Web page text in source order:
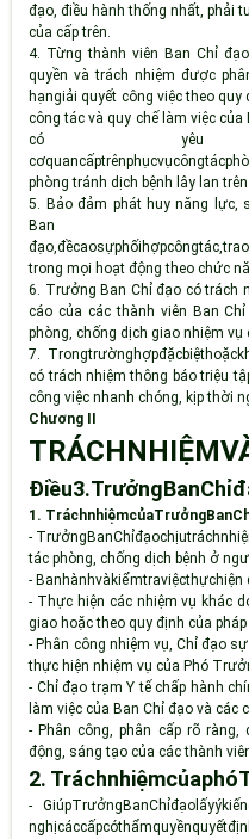
đạo, điều hành thống nhất, phải
của cấp trên.
4. Từng thành viên Ban Chỉ
quyền và trách nhiệm được
hạngiải quyết công việc theo
công tác và quy chế làm việc
có
phòng tránh dịch bệnh lây lan
5. Bảo đảm phát huy năng lực,
trong mọi hoạt động theo chức
6. Trưởng Ban Chỉ đạo có trách
cáo của các thành viên Ban
phòng, chống dịch giao nhiệm vụ
7.
có trách nhiệm thông báo triệu
công việc nhanh chóng, kịp thời
Chương
1.
-
tác phòng, chống dịch bệnh ở
- Banhànhvàkiểmtraviệcthựchiện
- Thực hiện các nhiệm vụ khác
giao hoặc theo quy định của
- Phân công nhiệm vụ, Chỉ đạo
thực hiện nhiệm vụ của Phó
- Chỉ đạo trạm Y tế chấp hành
làm việc của Ban Chỉ đạo và
- Phân công, phân cấp rõ
động, sáng tạo của các thành
2. Tráchnhiệmcủaphó
-